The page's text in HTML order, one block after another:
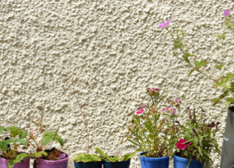
Lesegärten
Mitarbeiter*innengärten
Schulgärten
Therapeutische Gärten
Historische Gärten
Weitere Gartenprojekte
Saatgut
Stiftungen
Terra Network